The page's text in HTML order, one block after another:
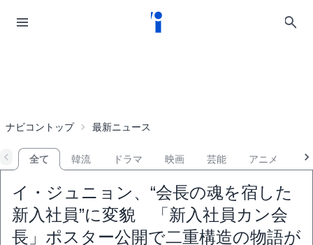
ナビコントップ 最新ニュース
全て 韓流 ドラマ 映画 芸能 アニメ
イ・ジュニョン、“会長の魂を宿した
新入社員”に変貌 「新入社員カン会
長」ポスター公開で二重構造の物語が